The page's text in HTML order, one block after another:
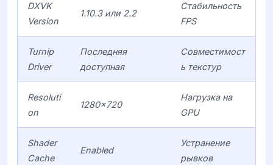
DXVK
Version
1.10.3 или 2.2
Стабильность
FPS
Turnip
Driver
Последняя
доступная
Совместимост
ь текстур
Resoluti
on
1280x720
Нагрузка на
GPU
Shader
Cache
Enabled
Устранение
рывков